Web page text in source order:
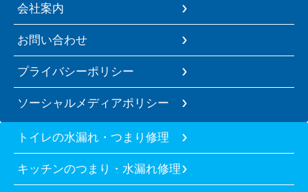
会社案内
お問い合わせ
プライバシーポリシー
ソーシャルメディアポリシー
トイレの水漏れ・つまり修理
キッチンのつまり・水漏れ修理